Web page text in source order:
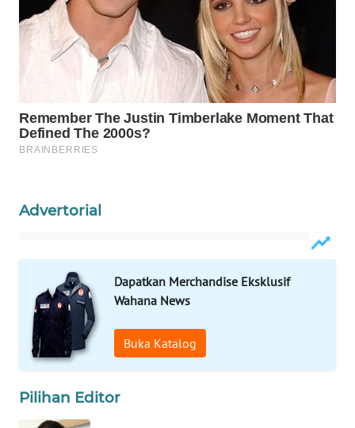
Advertorial
Dapatkan Merchandise Eksklusif
Wahana News
Buka Katalog
Pilihan Editor
WN
LABUANBAJO
Wahana
Media
WAHANA
WAHANA
TANI
WAHANA
ADVOKAT
INFRASTRUKTUR